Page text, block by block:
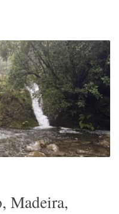
Madeira,